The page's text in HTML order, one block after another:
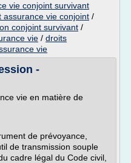
vie conjoint survivant
assurance vie conjoint /
conjoint survivant /
vie / droits
vie
-
vie en matière de
de prévoyance,
de transmission souple
cadre légal du Code civil,